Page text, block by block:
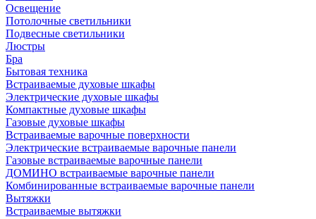
Освещение
Потолочные светильники
Подвесные светильники
Люстры
Бра
Бытовая техника
Встраиваемые духовые шкафы
Электрические духовые шкафы
Компактные духовые шкафы
Газовые духовые шкафы
Встраиваемые варочные поверхности
Электрические встраиваемые варочные панели
Газовые встраиваемые варочные панели
ДОМИНО встраиваемые варочные панели
Комбинированные встраиваемые варочные панели
Вытяжки
Встраиваемые вытяжки